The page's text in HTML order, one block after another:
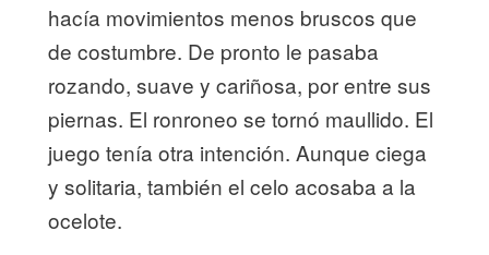
hacía movimientos menos bruscos que
de costumbre. De pronto le pasaba
rozando, suave y cariñosa, por entre sus
piernas. El ronroneo se tornó maullido. El
juego tenía otra intención. Aunque ciega
y solitaria, también el celo acosaba a la
ocelote.